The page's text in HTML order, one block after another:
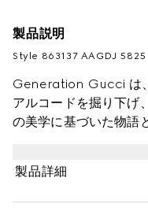
製品説明
Style ‎863137 AAGDJ 5825
Generation Gucci は
アルコードを掘り下げ
の美学に基づいた物語
スを象徴するハードウ
製品詳細